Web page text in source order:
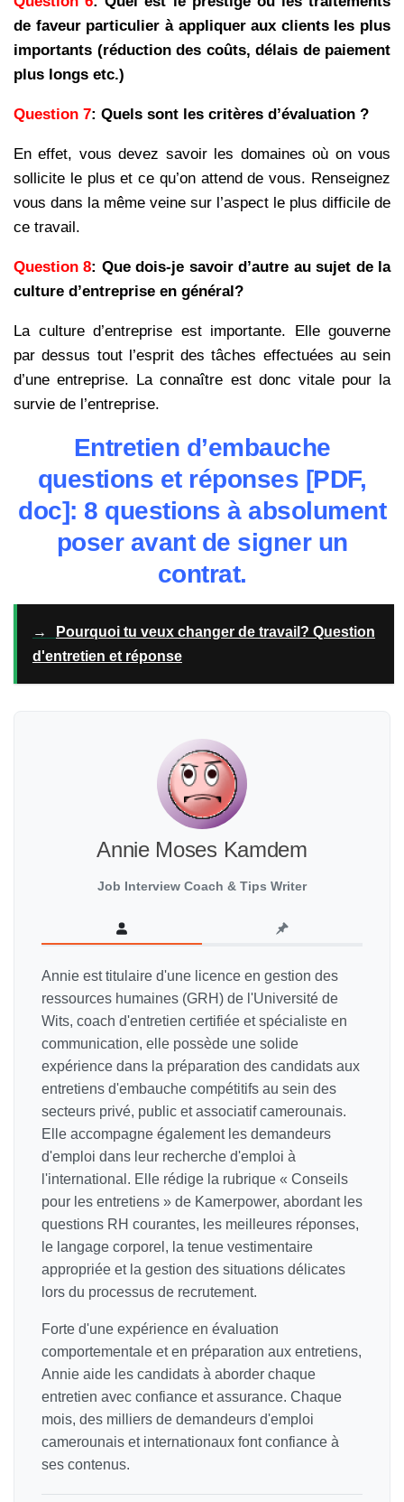
de faveur particulier à appliquer aux clients les plus
importants (réduction des coûts, délais de paiement
plus longs etc.)
Question 7: Quels sont les critères d’évaluation ?
En effet, vous devez savoir les domaines où on vous
sollicite le plus et ce qu’on attend de vous. Renseignez
vous dans la même veine sur l’aspect le plus difficile de
ce travail.
Question 8: Que dois-je savoir d’autre au sujet de la
culture d’entreprise en général?
La culture d’entreprise est importante. Elle gouverne
par dessus tout l’esprit des tâches effectuées au sein
d’une entreprise. La connaître est donc vitale pour la
survie de l’entreprise.
Entretien d’embauche
questions et réponses [PDF,
doc]: 8 questions à absolument
poser avant de signer un
contrat.
→
Pourquoi tu veux changer de travail? Question
d'entretien et réponse
Annie Moses Kamdem
Job Interview Coach & Tips Writer
Annie est titulaire d'une licence en gestion des
ressources humaines (GRH) de l'Université de
Wits, coach d'entretien certifiée et spécialiste en
communication, elle possède une solide
expérience dans la préparation des candidats aux
entretiens d'embauche compétitifs au sein des
secteurs privé, public et associatif camerounais.
Elle accompagne également les demandeurs
d'emploi dans leur recherche d'emploi à
l'international. Elle rédige la rubrique « Conseils
pour les entretiens » de Kamerpower, abordant les
questions RH courantes, les meilleures réponses,
le langage corporel, la tenue vestimentaire
appropriée et la gestion des situations délicates
lors du processus de recrutement.
Forte d'une expérience en évaluation
comportementale et en préparation aux entretiens,
Annie aide les candidats à aborder chaque
entretien avec confiance et assurance. Chaque
mois, des milliers de demandeurs d'emploi
camerounais et internationaux font confiance à
ses contenus.